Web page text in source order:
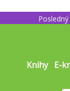
Knihy E-